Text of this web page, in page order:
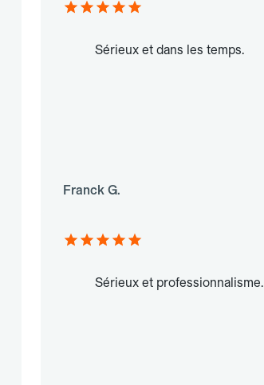
Sérieux et dans les temps.
Franck G.
Sérieux et professionnalisme.